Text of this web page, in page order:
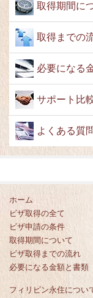
取得期間に
取得までの
必要になる
サポート比
よくある質
ホーム
ビザ取得の全て
ビザ申請の条件
取得期間について
ビザ取得までの流れ
必要になる金額と書類
フィリピン永住につい